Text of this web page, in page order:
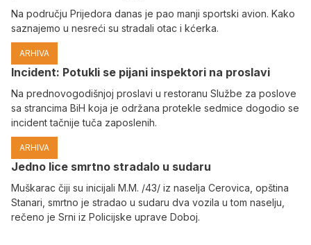
Na području Prijedora danas je pao manji sportski avion. Kako
saznajemo u nesreći su stradali otac i kćerka.
ARHIVA
Incident: Potukli se pijani inspektori na proslavi
Na prednovogodišnjoj proslavi u restoranu Službe za poslove
sa strancima BiH koja je održana protekle sedmice dogodio se
incident tačnije tuča zaposlenih.
ARHIVA
Јedno lice smrtno stradalo u sudaru
Muškarac čiji su inicijali M.M. /43/ iz naselja Cerovica, opština
Stanari, smrtno je stradao u sudaru dva vozila u tom naselju,
rečeno je Srni iz Policijske uprave Doboj.